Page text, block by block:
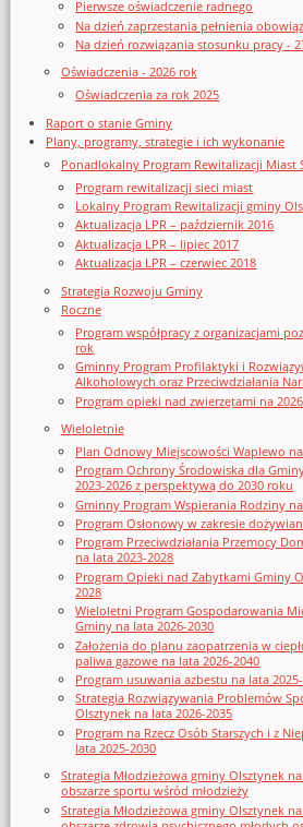
Pierwsze oświadczenie radnego
Na dzień zaprzestania pełnienia
Na dzień rozwiązania stosunku pracy -
Oświadczenia - 2026 rok
Oświadczenia za rok 2025
Raport o stanie Gminy
Plany, programy, strategie i ich wykonanie
Ponadlokalny Program Rewitalizacji Miast
Program rewitalizacji sieci miast
Lokalny Program Rewitalizacji gminy
Aktualizacja LPR – październik 2016
Aktualizacja LPR – lipiec 2017
Aktualizacja LPR – czerwiec 2018
Strategia Rozwoju Gminy
Roczne
Program współpracy z organizacjami
rok
Gminny Program Profilaktyki i
Alkoholowych oraz Przeciwdziałania
Program opieki nad zwierzętami na
Wieloletnie
Plan Odnowy Miejscowości Waplewo
Program Ochrony Środowiska dla
2023-2026 z perspektywą do 2030 roku
Gminny Program Wspierania Rodziny
Program Osłonowy w zakresie
Program Przeciwdziałania Przemocy
na lata 2023-2028
Program Opieki nad Zabytkami Gminy
2028
Wieloletni Program Gospodarowania
Gminy na lata 2026-2030
Założenia do planu zaopatrzenia w
paliwa gazowe na lata 2026-2040
Program usuwania azbestu na lata
Strategia Rozwiązywania Problemów
Olsztynek na lata 2026-2035
Program na Rzecz Osób Starszych i z
lata 2025-2030
Strategia Młodzieżowa gminy Olsztynek
obszarze sportu wśród młodzieży
Strategia Młodzieżowa gminy Olsztynek